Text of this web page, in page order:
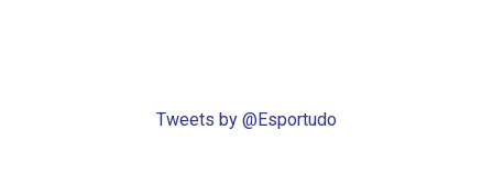
Tweets by @Esportudo